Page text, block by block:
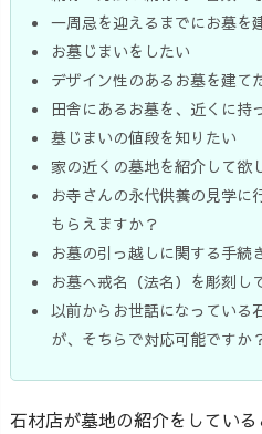
一周忌を迎えるまでにお墓を
お墓じまいをしたい
デザイン性のあるお墓を建て
田舎にあるお墓を、近くに持
墓じまいの値段を知りたい
家の近くの墓地を紹介して欲
お寺さんの永代供養の見学に
もらえますか？
お墓の引っ越しに関する手続
お墓へ戒名（法名）を彫刻し
以前からお世話になっている
が、そちらで対応可能ですか
石材店が墓地の紹介をしてい